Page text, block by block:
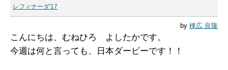
レフィナーダ'17
by 棟広 良隆
こんにちは、むねひろ よしたかです。
今週は何と言っても、日本ダービーです！！